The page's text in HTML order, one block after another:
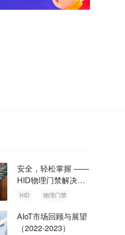
安全，轻松掌握 ——
HID物理门禁解决方
案，启动智慧安全新
HID 物理门禁
AIoT市场回顾与展望
（2022-2023）